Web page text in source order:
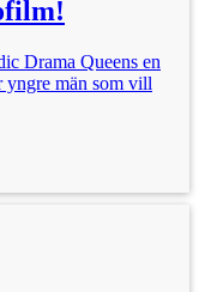
Drama Queens en
yngre män som vill